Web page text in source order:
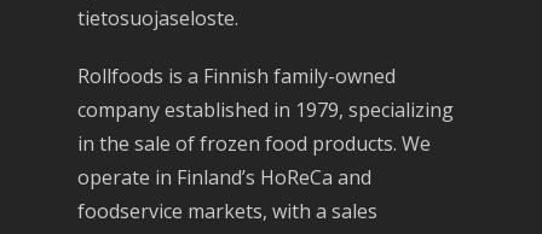
tietosuojaseloste.
Rollfoods is a Finnish family-owned
company established in 1979, specializing
in the sale of frozen food products. We
operate in Finland’s HoReCa and
foodservice markets, with a sales